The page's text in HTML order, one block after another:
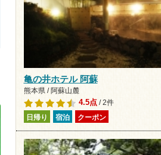
亀の井ホテル 阿蘇
熊本県 / 阿蘇山麓
4.5点/ 2件
日帰り 宿泊 クーポン